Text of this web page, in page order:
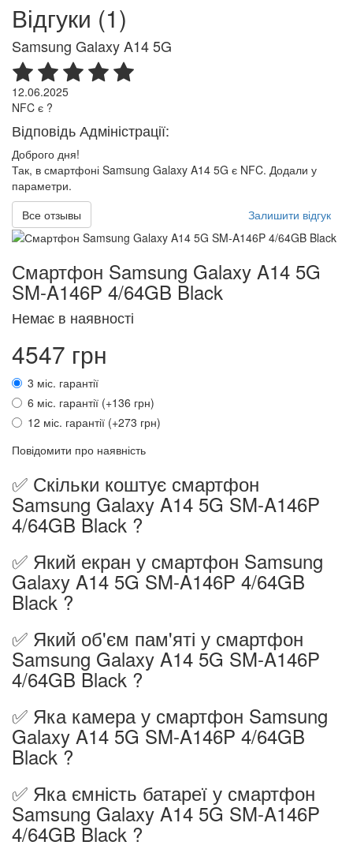
Відгуки (1)
Samsung Galaxy A14 5G
12.06.2025
NFC є ?
Відповідь Адміністрації:
Доброго дня!
Так, в смартфоні Samsung Galaxy A14 5G є NFC. Додали у
параметри.
Все отзывы
Залишити відгук
Смартфон Samsung Galaxy A14 5G
SM-A146P 4/64GB Black
Немає в наявності
4547 грн
3 міс. гарантії
6 міс. гарантії (+136 грн)
12 міс. гарантії (+273 грн)
Повідомити про наявність
✅ Скільки коштує смартфон
Samsung Galaxy A14 5G SM-A146P
4/64GB Black ?
✅ Який екран у смартфон Samsung
Galaxy A14 5G SM-A146P 4/64GB
Black ?
✅ Який об'єм пам'яті у смартфон
Samsung Galaxy A14 5G SM-A146P
4/64GB Black ?
✅ Яка камера у смартфон Samsung
Galaxy A14 5G SM-A146P 4/64GB
Black ?
✅ Яка ємність батареї у смартфон
Samsung Galaxy A14 5G SM-A146P
4/64GB Black ?